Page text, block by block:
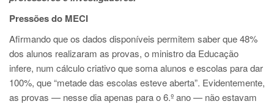
Pressões do MECI
Afirmando que os dados disponíveis permitem saber que 48%
dos alunos realizaram as provas, o ministro da Educação
infere, num cálculo criativo que soma alunos e escolas para dar
100%, que “metade das escolas esteve aberta”. Evidentemente,
as provas — nesse dia apenas para o 6.º ano — não estavam